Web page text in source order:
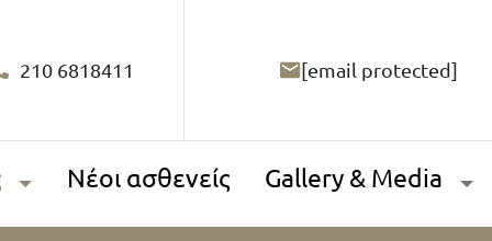
210 6818411 [email protected]
Νέοι ασθενείς Gallery & Media